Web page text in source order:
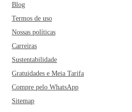
Blog
Termos de uso
Nossas políticas
Carreiras
Sustentabilidade
Gratuidades e Meia Tarifa
Compre pelo WhatsApp
Sitemap